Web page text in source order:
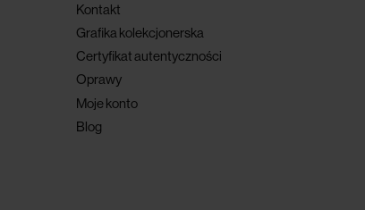
Kontakt
Grafika kolekcjonerska
Certyfikat autentyczności
Oprawy
Moje konto
Blog